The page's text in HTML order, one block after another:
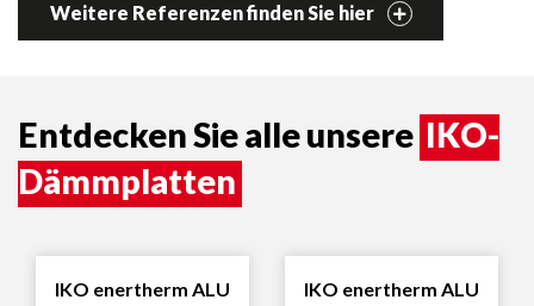
Weitere Referenzen finden Sie hier
Entdecken Sie alle unsere IKO-
Dämmplatten
IKO enertherm ALU
IKO enertherm ALU